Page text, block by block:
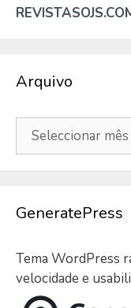
Arquivo
Arquivo
GeneratePress
Tema WordPress
velocidade e